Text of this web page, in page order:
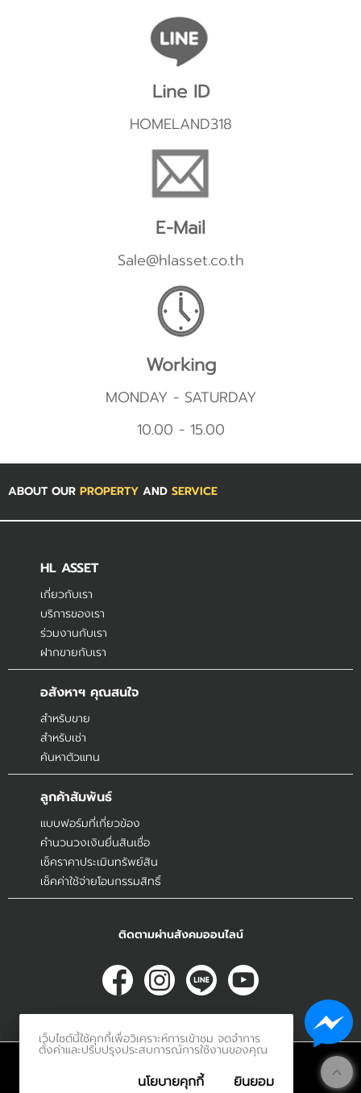
Line ID
HOMELAND318
E-Mail
Sale@hlasset.co.th
Working
MONDAY - SATURDAY
10.00 - 15.00
ABOUT OUR PROPERTY AND SERVICE
HL ASSET
เกี่ยวกับเรา
บริการของเรา
ร่วมงานกับเรา
ฝากขายกับเรา
อสังหาฯ คุณสนใจ
สำหรับขาย
สำหรับเช่า
ค้นหาตัวแทน
ลูกค้าสัมพันธ์
แบบฟอร์มที่เกี่ยวข้อง
คำนวนวงเงินยื่นสินเชื่อ
เช็คราคาประเมินทรัพย์สิน
เช็คค่าใช้จ่ายโอนกรรมสิทธิ์
ติดตามผ่านสังคมออนไลน์
Innerethai.com All Rights Reserved.
เว็บไซต์นี้ใช้คุกกี้เพื่อวิเคราะห์การเข้าชม จดจำการ
ตั้งค่าและปรับปรุงประสบการณ์การใช้งานของคุณ
นโยบายคุกกี้ ยินยอม